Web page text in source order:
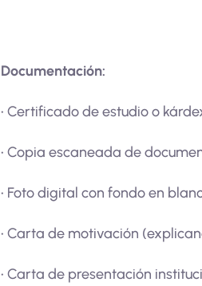
Documentación:
• Certificado de estudio o
• Copia escaneada de
• Foto digital con fondo en
• Carta de motivación
• Carta de presentación